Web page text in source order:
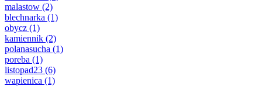
malastow (2)
blechnarka (1)
obycz (1)
kamiennik (2)
polanasucha (1)
poreba (1)
listopad23 (6)
wapienica (1)